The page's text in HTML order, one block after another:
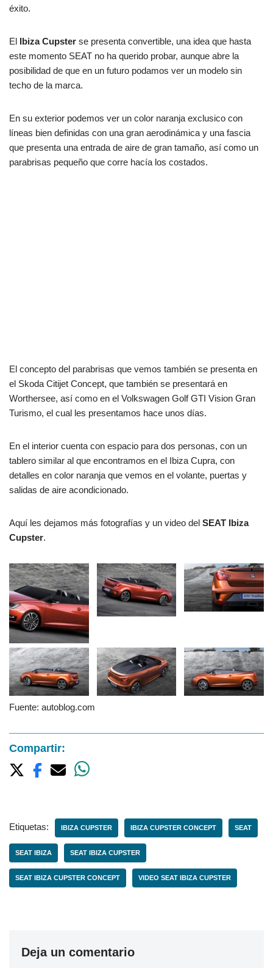
éxito.
El Ibiza Cupster se presenta convertible, una idea que hasta
este momento SEAT no ha querido probar, aunque abre la
posibilidad de que en un futuro podamos ver un modelo sin
techo de la marca.
En su exterior podemos ver un color naranja exclusico con
líneas bien definidas con una gran aerodinámica y una fascia
que presenta una entrada de aire de gran tamaño, así como un
parabrisas pequeño que corre hacía los costados.
El concepto del parabrisas que vemos también se presenta en
el Skoda Citijet Concept, que también se presentará en
Worthersee, así como en el Volkswagen Golf GTI Vision Gran
Turismo, el cual les presentamos hace unos días.
En el interior cuenta con espacio para dos personas, con un
tablero similar al que encontramos en el Ibiza Cupra, con
detalles en color naranja que vemos en el volante, puertas y
salidas de aire acondicionado.
Aquí les dejamos más fotografías y un video del SEAT Ibiza
Cupster.
Fuente: autoblog.com
Compartir:
Etiquetas: IBIZA CUPSTER IBIZA CUPSTER CONCEPT SEAT
SEAT IBIZA SEAT IBIZA CUPSTER
SEAT IBIZA CUPSTER CONCEPT VIDEO SEAT IBIZA CUPSTER
Deja un comentario